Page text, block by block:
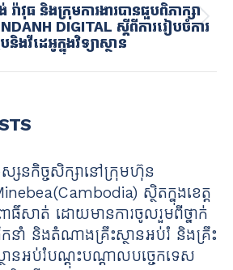
Next
post:
វុធ និងក្រុមការងារបានជួបពិភាក្សា
DIGITAL ស្ដីពីការរៀបចំការ
និងវីដេអូក្នុងវិទ្យាស្ថាន
សនកិច្ចសិក្សានៅក្រុមហ៊ុន
ស្ថិតក្នុងខេត្ត
ធិ៍សាត់ ដោយមានការចូលរួមពីថ្នាក់
នាំ និងតំណាងគ្រឹះស្ថានអប់រំ និងគ្រឹះ
ានអប់រំបណ្តុះបណ្តាលបច្ចេកទេស